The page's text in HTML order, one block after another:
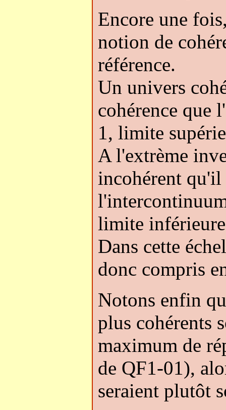
Encore une
notion de
référence.
Un univers
cohérence que
1, limite
A l'extrème
incohérent qu'il
limite
Dans cette
donc compris
Notons enfin
plus cohérents
maximum de
de QF1-01),
seraient plutôt